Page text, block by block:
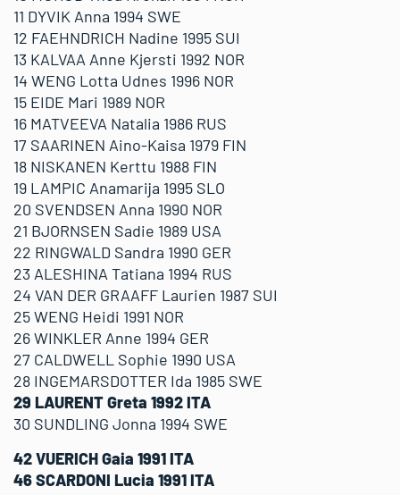
11 DYVIK Anna 1994 SWE
12 FAEHNDRICH Nadine 1995 SUI
13 KALVAA Anne Kjersti 1992 NOR
14 WENG Lotta Udnes 1996 NOR
15 EIDE Mari 1989 NOR
16 MATVEEVA Natalia 1986 RUS
17 SAARINEN Aino-Kaisa 1979 FIN
18 NISKANEN Kerttu 1988 FIN
19 LAMPIC Anamarija 1995 SLO
20 SVENDSEN Anna 1990 NOR
21 BJORNSEN Sadie 1989 USA
22 RINGWALD Sandra 1990 GER
23 ALESHINA Tatiana 1994 RUS
24 VAN DER GRAAFF Laurien 1987 SUI
25 WENG Heidi 1991 NOR
26 WINKLER Anne 1994 GER
27 CALDWELL Sophie 1990 USA
28 INGEMARSDOTTER Ida 1985 SWE
29 LAURENT Greta 1992 ITA
30 SUNDLING Jonna 1994 SWE
42 VUERICH Gaia 1991 ITA
46 SCARDONI Lucia 1991 ITA